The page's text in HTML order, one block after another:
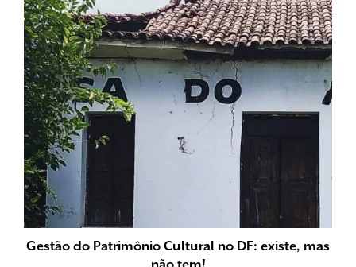
Gestão do Patrimônio Cultural no DF: existe, mas
não tem!